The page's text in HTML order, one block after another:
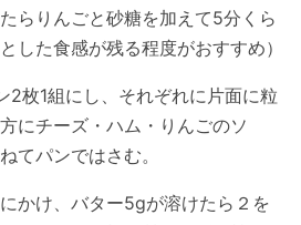
らりんごと砂糖を加えて5分くら
した食感が残る程度がおすすめ）
2枚1組にし、それぞれに片面に粒
にチーズ・ハム・りんごのソ
てパンではさむ。
かけ、バター5gが溶けたら２を